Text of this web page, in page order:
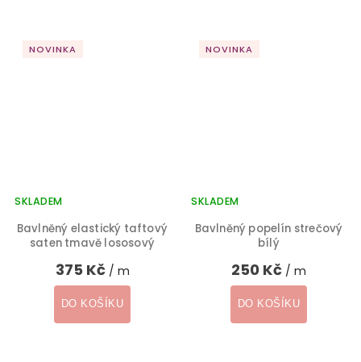
NOVINKA
Bavlněný elastický taftový
saten tmavě lososový
SKLADEM
375 Kč / m
DO KOŠÍKU
NOVINKA
Bavlněný popelín strečový
bílý
SKLADEM
250 Kč / m
DO KOŠÍKU